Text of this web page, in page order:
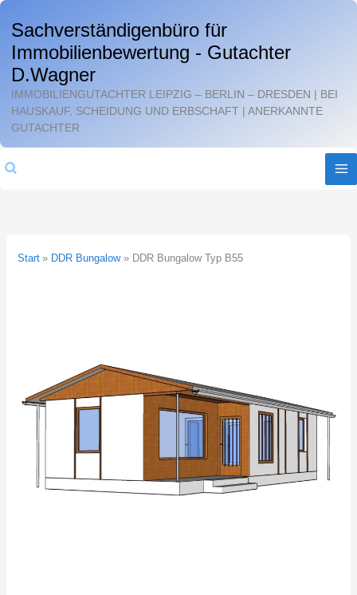
Zum
Inhalt
springen
Sachverständigenbüro für
Immobilienbewertung - Gutachter
D.Wagner
IMMOBILIENGUTACHTER LEIPZIG – BERLIN – DRESDEN | BEI
HAUSKAUF, SCHEIDUNG UND ERBSCHAFT | ANERKANNTE
GUTACHTER
Suchen
Start DDR Bungalow DDR Bungalow Typ B55